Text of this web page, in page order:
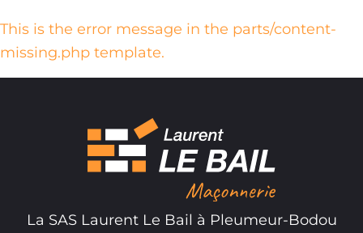
This is the error message in the parts/content-
missing.php template.
La SAS Laurent Le Bail à Pleumeur-Bodou